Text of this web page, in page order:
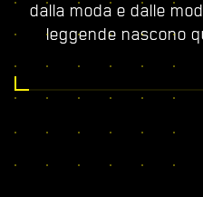
dalla moda e dalle
leggende nascono